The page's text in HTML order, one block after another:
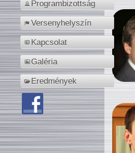
Programbizottság
Versenyhelyszín
Kapcsolat
Galéria
Eredmények